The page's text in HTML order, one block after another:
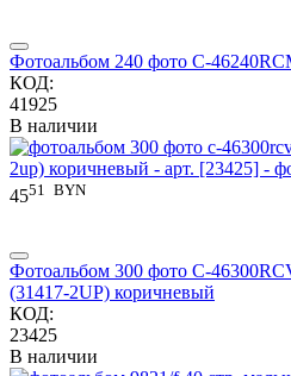
Фотоальбом 240 фото С-
КОД:
41925
В наличии
4551 BYN
Фотоальбом 300 фото С-
(31417-2UP) коричневый
КОД:
23425
В наличии